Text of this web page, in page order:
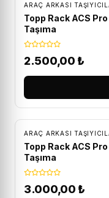
ARAÇ ARKASI
Topp Rack ACS
Taşıma
2.500,00 ₺
ARAÇ ARKASI
Topp Rack ACS
Taşıma
3.000,00 ₺